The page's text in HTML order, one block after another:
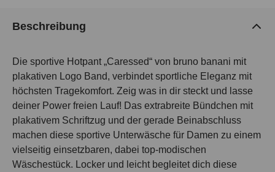
Beschreibung
Die sportive Hotpant „Caressed“ von bruno banani mit
plakativen Logo Band, verbindet sportliche Eleganz mit
höchsten Tragekomfort. Zeig was in dir steckt und lasse
deiner Power freien Lauf! Das extrabreite Bündchen mit
plakativem Schriftzug und der gerade Beinabschluss
machen diese sportive Unterwäsche für Damen zu einem
vielseitig einsetzbaren, dabei top-modischen
Wäschestück. Locker und leicht begleitet dich diese